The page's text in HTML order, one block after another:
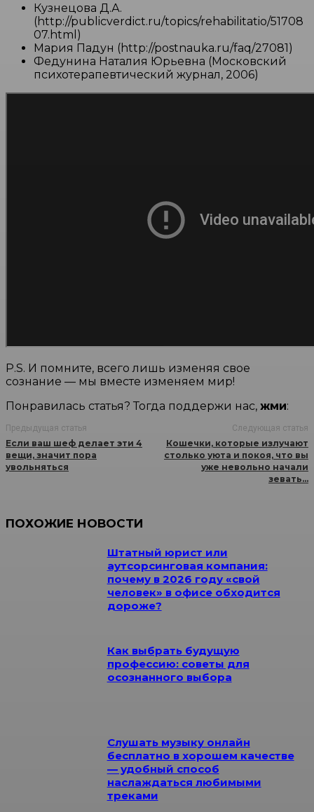
Кузнецова Д.А.
(http://publicverdict.ru/topics/rehabilitatio/51708
07.html)
Мария Падун (http://postnauka.ru/faq/27081)
Федунина Наталия Юрьевна (Московский
психотерапевтический журнал, 2006)
P.S. И помните, всего лишь изменяя свое
сознание — мы вместе изменяем мир!
Понравилась статья? Тогда поддержи нас, жми:
Предыдущая статья
Если ваш шеф делает эти 4
вещи, значит пора
увольняться
Следующая статья
Кошечки, которые излучают
столько уюта и покоя, что вы
уже невольно начали
зевать…
ПОХОЖИЕ НОВОСТИ
Штатный юрист или
аутсорсинговая компания:
почему в 2026 году «свой
человек» в офисе обходится
дороже?
Как выбрать будущую
профессию: советы для
осознанного выбора
Слушать музыку онлайн
бесплатно в хорошем качестве
— удобный способ
наслаждаться любимыми
треками